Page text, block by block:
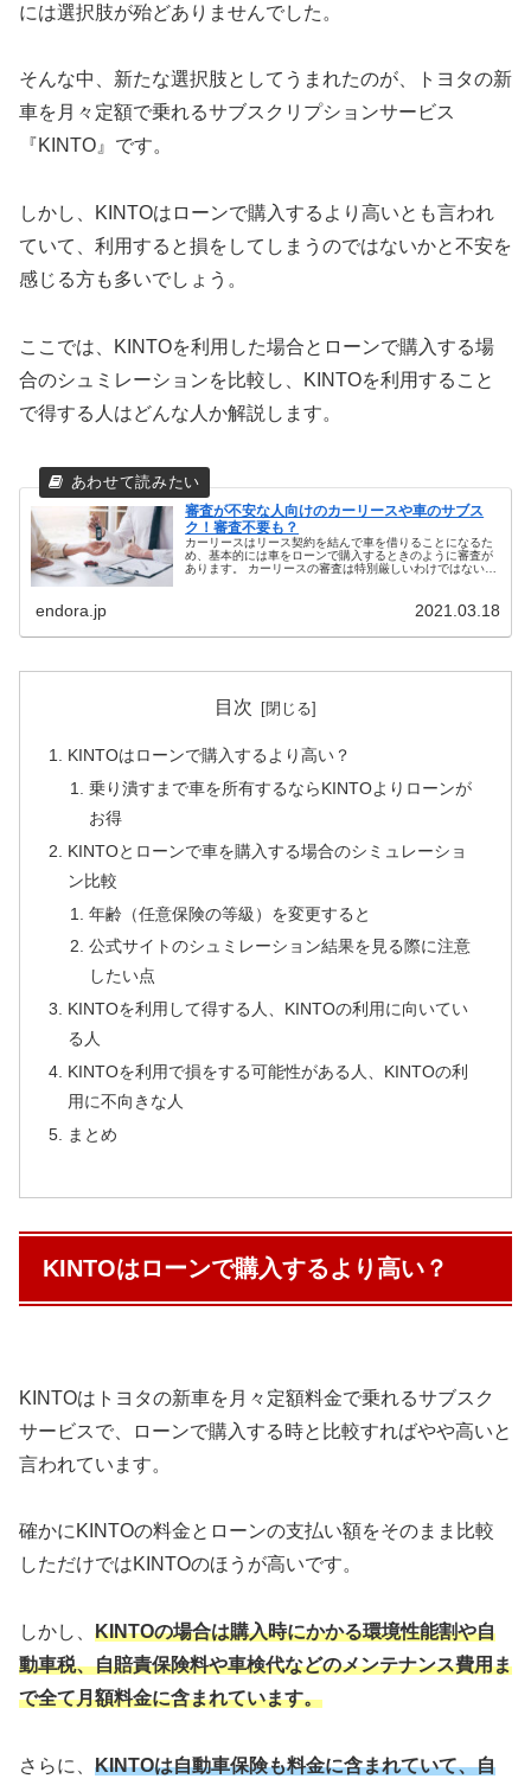
には選択肢が殆どありませんでした。
そんな中、新たな選択肢としてうまれたのが、トヨタの新
車を月々定額で乗れるサブスクリプションサービス
『KINTO』です。
しかし、KINTOはローンで購入するより高いとも言われ
ていて、利用すると損をしてしまうのではないかと不安を
感じる方も多いでしょう。
ここでは、KINTOを利用した場合とローンで購入する場
合のシュミレーションを比較し、KINTOを利用すること
で得する人はどんな人か解説します。
審査が不安な人向けのカーリースや車のサブス
ク！審査不要も？
カーリースはリース契約を結んで車を借りることになるた
め、基本的には車をローンで購入するときのように審査が
あります。 カーリースの審査は特別厳しいわけではないで
endora.jp 2021.03.18
目次
KINTOはローンで購入するより高い？
乗り潰すまで車を所有するならKINTOよりローンが
お得
KINTOとローンで車を購入する場合のシミュレーショ
ン比較
年齢（任意保険の等級）を変更すると
公式サイトのシュミレーション結果を見る際に注意
したい点
KINTOを利用して得する人、KINTOの利用に向いてい
る人
KINTOを利用で損をする可能性がある人、KINTOの利
用に不向きな人
まとめ
KINTOはローンで購入するより高い？
KINTOはトヨタの新車を月々定額料金で乗れるサブスク
サービスで、ローンで購入する時と比較すればやや高いと
言われています。
確かにKINTOの料金とローンの支払い額をそのまま比較
しただけではKINTOのほうが高いです。
しかし、 KINTOの場合は購入時にかかる環境性能割や自
動車税、自賠責保険料や車検代などのメンテナンス費用ま
で全て月額料金に含まれています。
さらに、 KINTOは自動車保険も料金に含まれていて、自